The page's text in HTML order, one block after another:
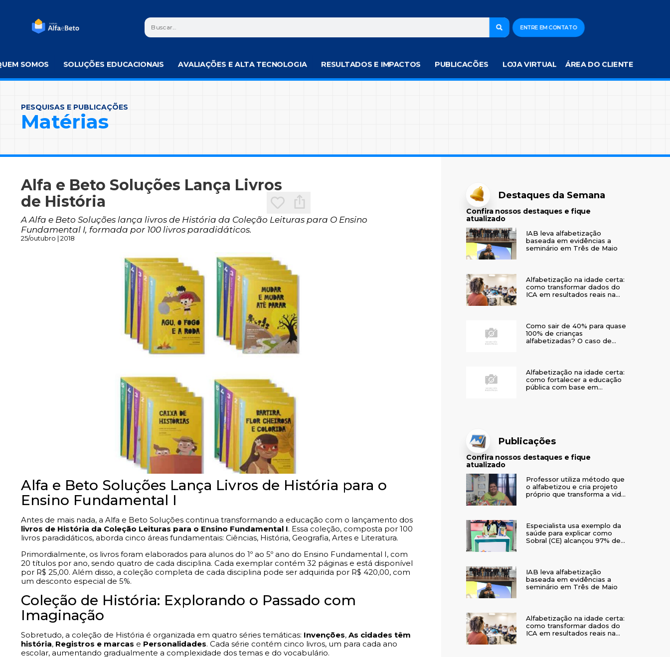
ENTRE EM CONTATO
SOMOS SOLUÇÕES EDUCACIONAIS AVALIAÇÕES E ALTA TECNOLOGIA RESULTADOS E IMPACTOS PUBLICACÕES LOJA VIRTUAL ÁREA DO CLIENTE
PESQUISAS E PUBLICAÇÕES
Matérias
Alfa e Beto Soluções Lança Livros
de História
A Alfa e Beto Soluções lança livros de História da Coleção Leituras para O Ensino
Fundamental I, formada por 100 livros paradidáticos.
25/outubro | 2018
Alfa e Beto Soluções Lança Livros de História para o
Ensino Fundamental I
Antes de mais nada, a Alfa e Beto Soluções continua transformando a educação com o lançamento dos
livros de História da Coleção Leituras para o Ensino Fundamental I. Essa coleção, composta por 100
livros paradidáticos, aborda cinco áreas fundamentais: Ciências, História, Geografia, Artes e Literatura.
Primordialmente, os livros foram elaborados para alunos do 1º ao 5º ano do Ensino Fundamental I, com
20 títulos por ano, sendo quatro de cada disciplina. Cada exemplar contém 32 páginas e está disponível
por R$ 25,00. Além disso, a coleção completa de cada disciplina pode ser adquirida por R$ 420,00, com
um desconto especial de 5%.
Coleção de História: Explorando o Passado com
Imaginação
Sobretudo, a coleção de História é organizada em quatro séries temáticas: Invenções, As cidades têm
história, Registros e marcas e Personalidades. Cada série contém cinco livros, um para cada ano
escolar, aumentando gradualmente a complexidade dos temas e do vocabulário.
Destaques da Semana
Confira nossos destaques e fique
atualizado
IAB leva alfabetização
baseada em evidências a
seminário em Três de Maio
Alfabetização na idade certa:
como transformar dados do
ICA em resultados reais na
Como sair de 40% para quase
100% de crianças
alfabetizadas? O caso de
Alfabetização na idade certa:
como fortalecer a educação
pública com base em
Publicações
Confira nossos destaques e fique
atualizado
Professor utiliza método que
o alfabetizou e cria projeto
próprio que transforma a vida
Especialista usa exemplo da
saúde para explicar como
Sobral (CE) alcançou 97% de
IAB leva alfabetização
baseada em evidências a
seminário em Três de Maio
Alfabetização na idade certa:
como transformar dados do
ICA em resultados reais na